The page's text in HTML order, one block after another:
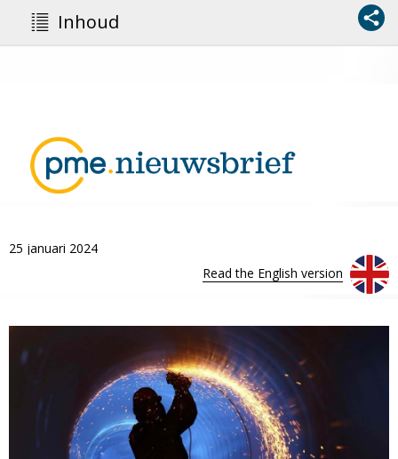
Inhoud
25 januari 2024
Read the English version